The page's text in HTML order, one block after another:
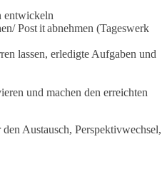
entwickeln​
Post it abnehmen (Tageswerk
lassen, erledigte Aufgaben und
und machen den erreichten
Austausch, Perspektivwechsel,